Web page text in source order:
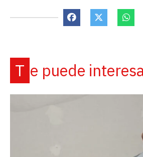
Te puede